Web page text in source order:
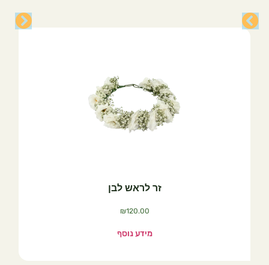
זר לראש לבן
₪120.00
מידע נוסף